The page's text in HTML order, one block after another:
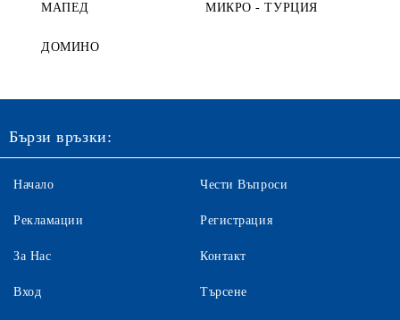
МАПЕД МИКРО - ТУРЦИЯ
ДОМИНО
Бързи връзки:
Начало
Рекламации
За Нас
Вход
Чести Въпроси
Регистрация
Контакт
Търсене